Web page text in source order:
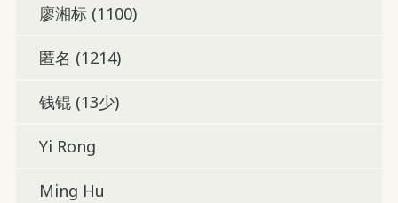
廖湘标 (1100)
匿名 (1214)
钱锟 (13少)
Yi Rong
Ming Hu